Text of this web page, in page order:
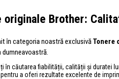
originale Brother:
în categoria noastră exclusivăTonere
dumneavoastră.
în căutarea fiabilității, calității și duratei
a oferi rezultate excelente de